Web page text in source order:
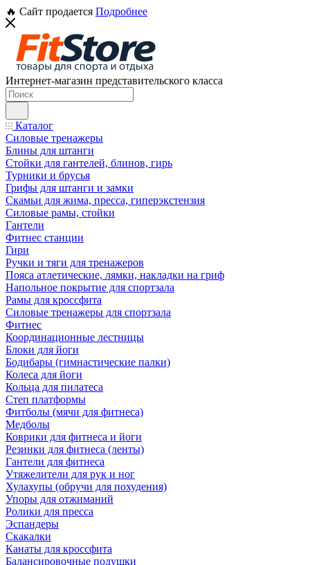
🔥 Сайт продается Подробнее
Интернет-магазин представительского класса
Каталог
Силовые тренажеры
Блины для штанги
Стойки для гантелей, блинов, гирь
Турники и брусья
Грифы для штанги и замки
Скамьи для жима, пресса, гиперэкстензия
Силовые рамы, стойки
Гантели
Фитнес станции
Гири
Ручки и тяги для тренажеров
Пояса атлетические, лямки, накладки на гриф
Напольное покрытие для спортзала
Рамы для кроссфита
Силовые тренажеры для спортзала
Фитнес
Координационные лестницы
Блоки для йоги
Бодибары (гимнастические палки)
Колеса для йоги
Кольца для пилатеса
Степ платформы
Фитболы (мячи для фитнеса)
Медболы
Коврики для фитнеса и йоги
Резинки для фитнеса (ленты)
Гантели для фитнеса
Утяжелители для рук и ног
Хулахупы (обручи для похудения)
Упоры для отжиманий
Ролики для пресса
Эспандеры
Скакалки
Канаты для кроссфита
Балансировочные подушки